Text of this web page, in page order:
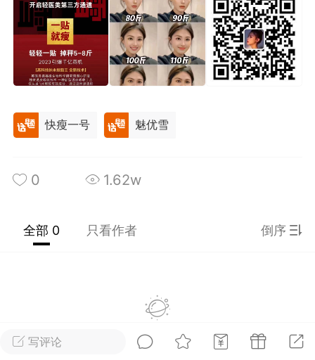
卡卡动能素 卡卡美业 美业357
肤色重建术
卡卡溶脂
妍
美业357
26 23:30
电脑端 新品推荐
充小白罐 = 闪充大白肌（仪器）× 草本
产品）×极光嫩肤啫喱（产品）这是一套
护...写评论
快瘦一号 魅优雪
0 1.62w
全部 0 只看作者 倒序
暂没有数据